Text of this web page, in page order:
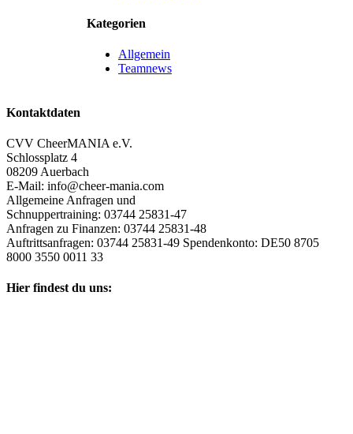
Kategorien
Allgemein
Teamnews
Kontaktdaten
CVV CheerMANIA e.V.
Schlossplatz 4
08209 Auerbach
E-Mail: info@cheer-mania.com
Allgemeine Anfragen und
Schnuppertraining: 03744 25831-47
Anfragen zu Finanzen: 03744 25831-48
Auftrittsanfragen: 03744 25831-49 Spendenkonto: DE50 8705
8000 3550 0011 33
Hier findest du uns: